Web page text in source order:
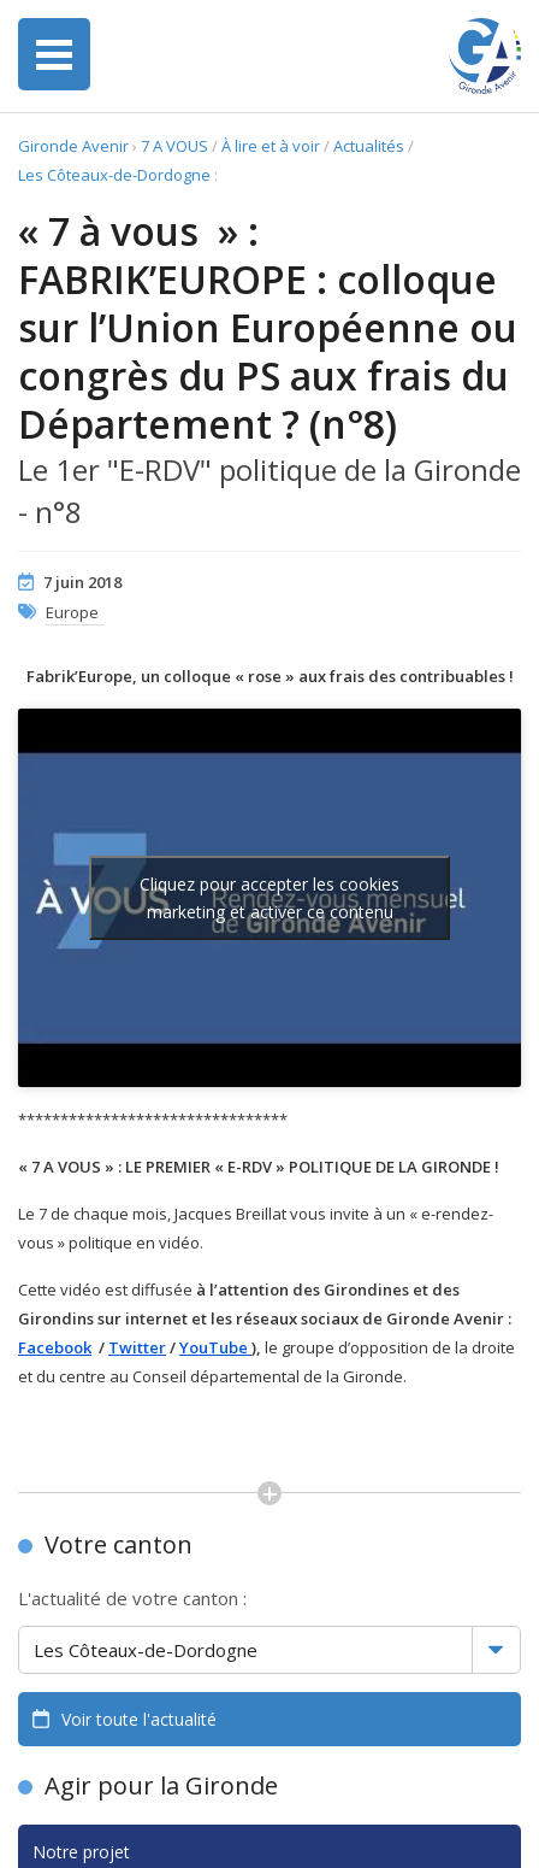
Gironde Avenir› 7 A VOUS /À lire et à voir/Actualités /
Les Côteaux-de-Dordogne :
« 7 à vous » :
FABRIK’EUROPE : colloque
sur l’Union Européenne ou
congrès du PS aux frais du
Département ? (n°8)
Le 1er "E-RDV" politique de la Gironde
- n°8
7 juin 2018
Europe
Fabrik’Europe, un colloque « rose » aux frais des contribuables !
Cliquez pour accepter les cookies
marketing et activer ce contenu
********************************
« 7 A VOUS » : LE PREMIER « E-RDV » POLITIQUE DE LA GIRONDE !
Le 7 de chaque mois, Jacques Breillat vous invite à un « e-rendez-
vous » politique en vidéo.
Cette vidéo est diffusée à l’attention des Girondines et des
Girondins sur internet et les réseaux sociaux de Gironde Avenir :
Facebook / Twitter/YouTube ), le groupe d’opposition de la droite
et du centre au Conseil départemental de la Gironde.
Votre canton
L'actualité de votre canton :
Voir toute l'actualité
Agir pour la Gironde
Notre projet